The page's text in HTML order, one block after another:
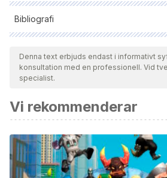
Bibliografi
Samtliga citerade källor har granskats
för att säkerställa deras kvalitet,
giltighet. Bibliografin för denna artikel
Fromm, E. (2004). Psicoanálisis y
diván: diálogo entre psicoanálisis y
Denna text erbjuds endast i informativt
konsultation med en professionell. Vid
specialist.
Vi rekommenderar